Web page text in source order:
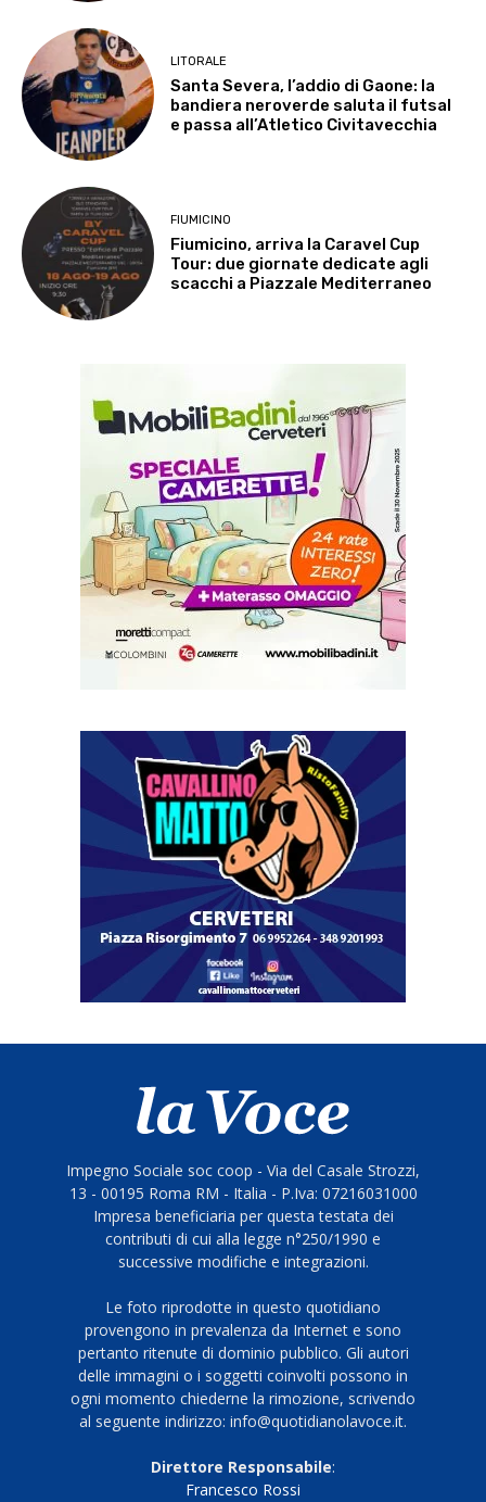
LITORALE
Santa Severa, l’addio di Gaone: la
bandiera neroverde saluta il futsal
e passa all’Atletico Civitavecchia
FIUMICINO
Fiumicino, arriva la Caravel Cup
Tour: due giornate dedicate agli
scacchi a Piazzale Mediterraneo
Impegno Sociale soc coop - Via del Casale Strozzi,
13 - 00195 Roma RM - Italia - P.Iva: 07216031000
Impresa beneficiaria per questa testata dei
contributi di cui alla legge n°250/1990 e
successive modifiche e integrazioni.
Le foto riprodotte in questo quotidiano
provengono in prevalenza da Internet e sono
pertanto ritenute di dominio pubblico. Gli autori
delle immagini o i soggetti coinvolti possono in
ogni momento chiederne la rimozione, scrivendo
al seguente indirizzo: info@quotidianolavoce.it.
Direttore Responsabile:
Francesco Rossi